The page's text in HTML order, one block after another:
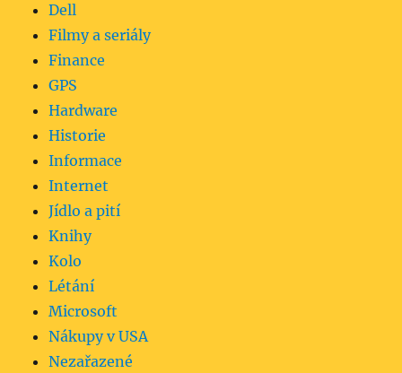
Dell
Filmy a seriály
Finance
GPS
Hardware
Historie
Informace
Internet
Jídlo a pití
Knihy
Kolo
Létání
Microsoft
Nákupy v USA
Nezařazené